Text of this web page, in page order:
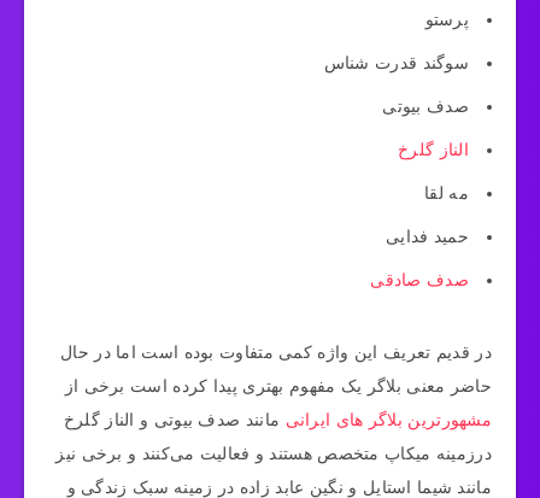
پرستو
سوگند قدرت شناس
صدف بیوتی
الناز گلرخ
مه لقا
حمید فدایی
صدف صادقی
در قدیم تعریف این واژه کمی متفاوت بوده است اما در حال
حاضر معنی بلاگر یک مفهوم بهتری پیدا کرده است برخی از
مشهورترین بلاگر های ایرانی مانند صدف بیوتی و الناز گلرخ
درزمینه میکاپ متخصص هستند و فعالیت می‌کنند و برخی نیز
مانند شیما استایل و نگین عابد زاده در زمینه سبک زندگی و